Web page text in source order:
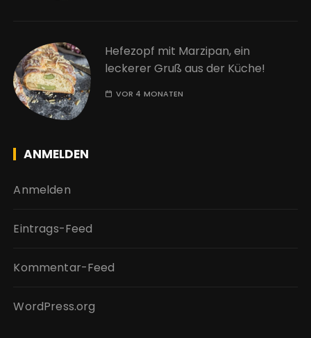
Hefezopf mit Marzipan, ein
leckerer Gruß aus der Küche!
VOR 4 MONATEN
ANMELDEN
Anmelden
Eintrags-Feed
Kommentar-Feed
WordPress.org